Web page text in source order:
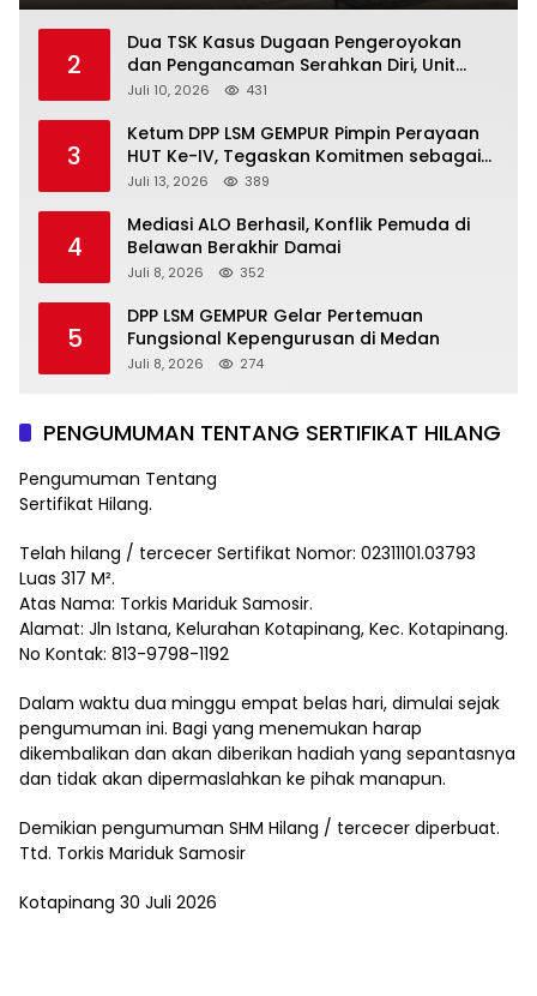
2
Dua TSK Kasus Dugaan Pengeroyokan
dan Pengancaman Serahkan Diri, Unit
Reskrim Polsek Lolowau Tuntaskan
Juli 10, 2026 431
3
Ketum DPP LSM GEMPUR Pimpin Perayaan
HUT Ke-IV, Tegaskan Komitmen sebagai
Mitra Pemerintah dan Corong Aspirasi
Juli 13, 2026 389
4
Mediasi ALO Berhasil, Konflik Pemuda di
Belawan Berakhir Damai
Juli 8, 2026 352
5
DPP LSM GEMPUR Gelar Pertemuan
Fungsional Kepengurusan di Medan
Juli 8, 2026 274
PENGUMUMAN TENTANG SERTIFIKAT HILANG
Pengumuman Tentang
Sertifikat Hilang.
Telah hilang / tercecer Sertifikat Nomor: 02311101.03793
Luas 317 M².
Atas Nama: Torkis Mariduk Samosir.
Alamat: Jln Istana, Kelurahan Kotapinang, Kec. Kotapinang.
No Kontak: 813-9798-1192
Dalam waktu dua minggu empat belas hari, dimulai sejak
pengumuman ini. Bagi yang menemukan harap
dikembalikan dan akan diberikan hadiah yang sepantasnya
dan tidak akan dipermaslahkan ke pihak manapun.
Demikian pengumuman SHM Hilang / tercecer diperbuat.
Ttd. Torkis Mariduk Samosir
Kotapinang 30 Juli 2026